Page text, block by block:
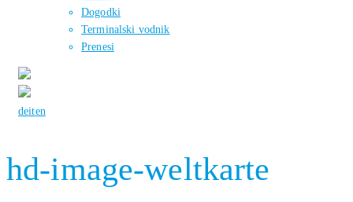
Dogodki
Terminalski vodnik
Prenesi
deiten
hd-image-weltkarte